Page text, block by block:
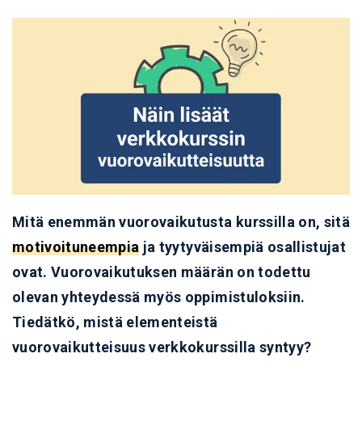
Mitä enemmän vuorovaikutusta kurssilla on, sitä
motivoituneempia ja tyytyväisempiä osallistujat
ovat. Vuorovaikutuksen määrän on todettu
olevan yhteydessä myös oppimistuloksiin.
Tiedätkö, mistä elementeistä
vuorovaikutteisuus verkkokurssilla syntyy?